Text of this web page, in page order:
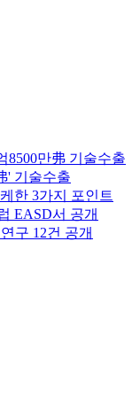
8500만弗 기술수출
' 기술수출
한 3가지 포인트
EASD서 공개
구 12건 공개